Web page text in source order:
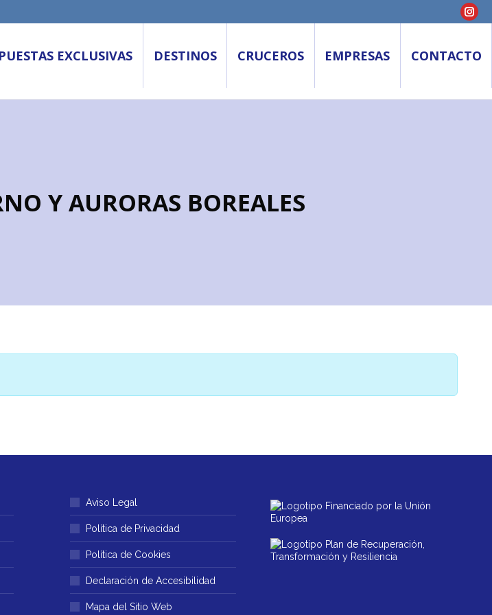
se
EXCLUSIVAS DESTINOS CRUCEROS EMPRESAS CONTACTO
Y AURORAS BOREALES
Aviso Legal
Política de Privacidad
Política de Cookies
Declaración de Accesibilidad
Mapa del Sitio Web